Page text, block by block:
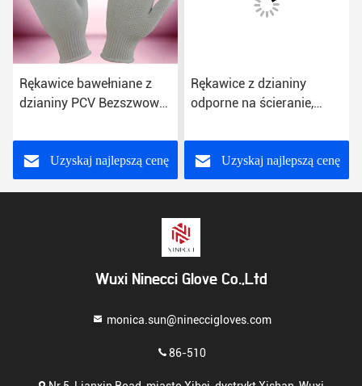
Rękawice bawełniane z
dzianiny PCV Bezszwowe
nietoksyczne
Uzyskaj najlepszą cenę
Rękawice z dzianiny
odporne na ścieranie,
kropkami z PCV Bezpłatne
próbkiUzyskaj najlepszą cenę
Wuxi Ninecci Glove Co.,Ltd
monica.sun@nineccigloves.com
86-510